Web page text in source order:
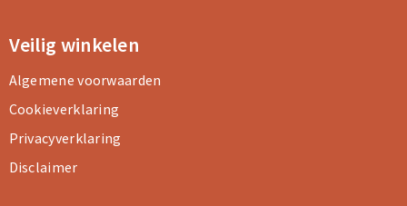
Veilig winkelen
Algemene voorwaarden
Cookieverklaring
Privacyverklaring
Disclaimer